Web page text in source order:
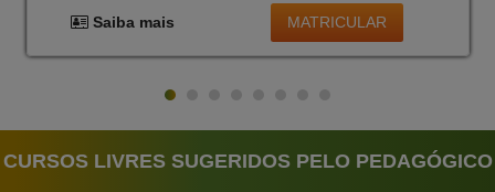
Saiba mais MATRICULAR
CURSOS LIVRES SUGERIDOS PELO PEDAGÓGICO